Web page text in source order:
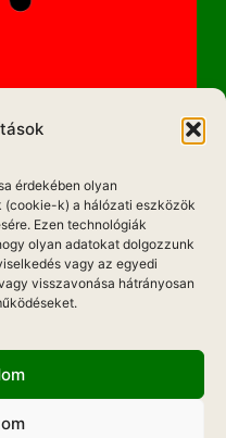
érdekében olyan
(cookie-k) a hálózati eszközök
Ezen technológiák
olyan adatokat dolgozzunk
vagy az egyedi
visszavonása hátrányosan